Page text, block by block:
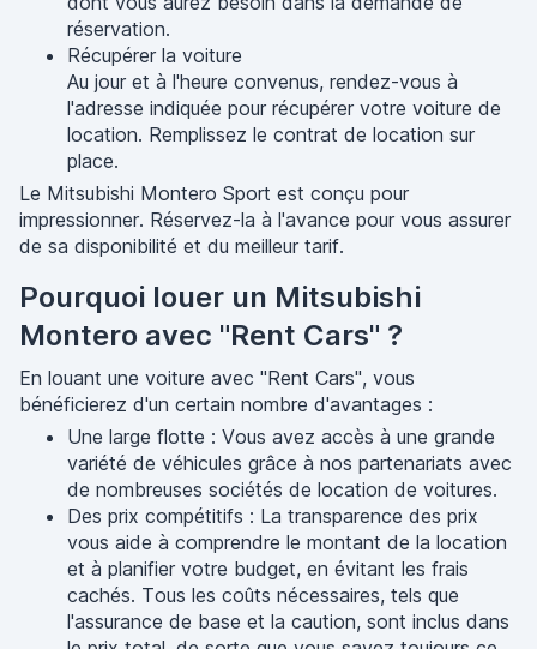
réservation.
Récupérer la voiture
Au jour et à l'heure convenus, rendez-vous à
l'adresse indiquée pour récupérer votre voiture de
location. Remplissez le contrat de location sur
place.
Le Mitsubishi Montero Sport est conçu pour
impressionner. Réservez-la à l'avance pour vous assurer
de sa disponibilité et du meilleur tarif.
Pourquoi louer un Mitsubishi
Montero avec "Rent Cars" ?
En louant une voiture avec "Rent Cars", vous
bénéficierez d'un certain nombre d'avantages :
Une large flotte : Vous avez accès à une grande
variété de véhicules grâce à nos partenariats avec
de nombreuses sociétés de location de voitures.
Des prix compétitifs : La transparence des prix
vous aide à comprendre le montant de la location
et à planifier votre budget, en évitant les frais
cachés. Tous les coûts nécessaires, tels que
l'assurance de base et la caution, sont inclus dans